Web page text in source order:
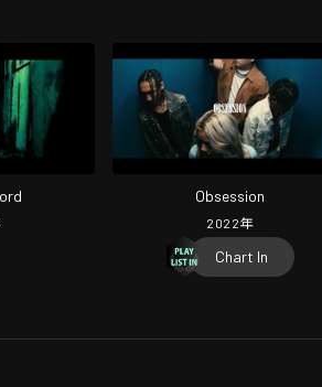
Obsession
2022年
Chart In